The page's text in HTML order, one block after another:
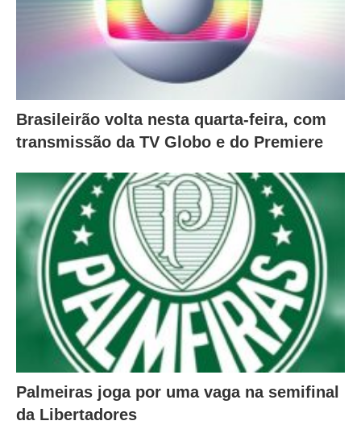
Brasileirão volta nesta quarta-feira, com
transmissão da TV Globo e do Premiere
Palmeiras joga por uma vaga na semifinal
da Libertadores